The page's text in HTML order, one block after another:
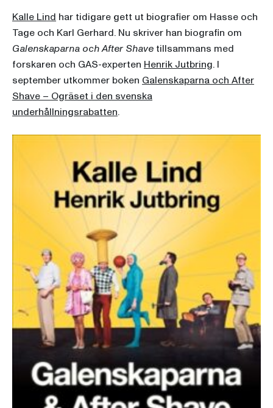
Kalle Lind har tidigare gett ut biografier om Hasse och
Tage och Karl Gerhard. Nu skriver han biografin om
Galenskaparna och After Shave tillsammans med
forskaren och GAS-experten Henrik Jutbring. I
september utkommer boken Galenskaparna och After
Shave – Ogräset i den svenska
underhållningsrabatten.